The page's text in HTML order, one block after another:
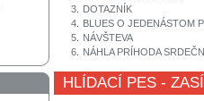
3.
DOTAZNÍK
4.
BLUES O JEDENÁSTOM
5.
NÁVŠTEVA
6.
NÁHLA PRÍHODA
HLÍDACÍ PES -